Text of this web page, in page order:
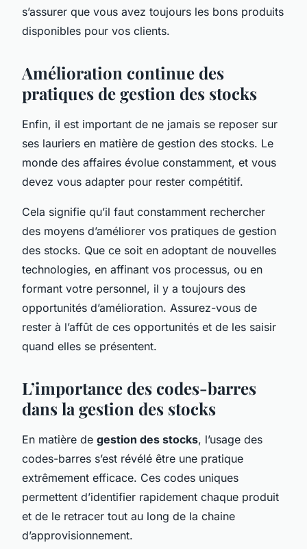
s’assurer que vous avez toujours les bons produits
disponibles pour vos clients.
Amélioration continue des
pratiques de gestion des stocks
Enfin, il est important de ne jamais se reposer sur
ses lauriers en matière de gestion des stocks. Le
monde des affaires évolue constamment, et vous
devez vous adapter pour rester compétitif.
Cela signifie qu’il faut constamment rechercher
des moyens d’améliorer vos pratiques de gestion
des stocks. Que ce soit en adoptant de nouvelles
technologies, en affinant vos processus, ou en
formant votre personnel, il y a toujours des
opportunités d’amélioration. Assurez-vous de
rester à l’affût de ces opportunités et de les saisir
quand elles se présentent.
L’importance des codes-barres
dans la gestion des stocks
En matière de gestion des stocks, l’usage des
codes-barres s’est révélé être une pratique
extrêmement efficace. Ces codes uniques
permettent d’identifier rapidement chaque produit
et de le retracer tout au long de la chaine
d’approvisionnement.